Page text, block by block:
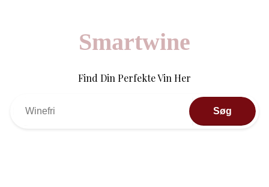
Smartwine
Find Din Perfekte Vin Her
Søg